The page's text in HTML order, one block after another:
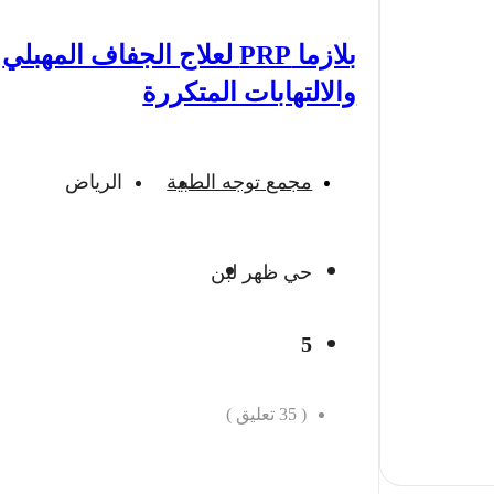
بلازما PRP لعلاج الجفاف المهبلي
والالتهابات المتكررة
مجمع توجه الطبية الرياض
حي ظهر لبن
5
(
35تعليق )